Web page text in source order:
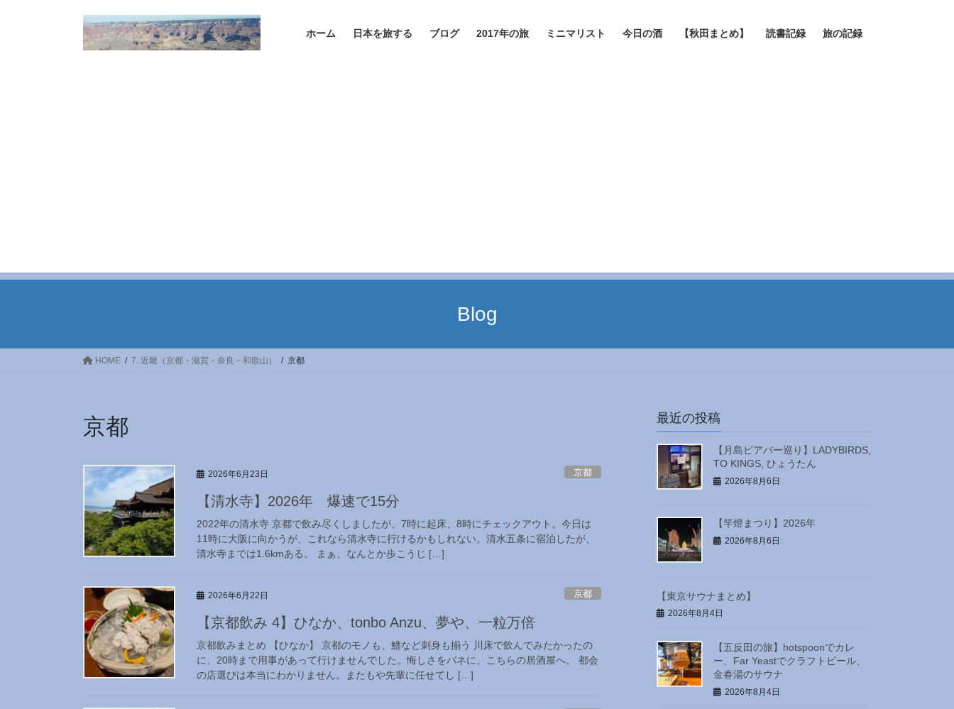
ホーム 日本を旅する ブログ 2017年の旅 ミニマリスト 今日の酒 【秋田まとめ】 読書記録 旅の記録
Blog
HOME 7. 近畿（京都・滋賀・奈良・和歌山） 京都
京都
2026年6月23日 京都
【清水寺】2026年 爆速で15分
2022年の清水寺 京都で飲み尽くしましたが、7時に起床、8時にチェックアウト。今日は
11時に大阪に向かうが、これなら清水寺に行けるかもしれない。清水五条に宿泊したが、
清水寺までは1.6kmある。 まぁ、なんとか歩こうじ […]
2026年6月22日 京都
【京都飲み 4】ひなか、tonbo Anzu、夢や、一粒万倍
京都飲みまとめ 【ひなか】 京都のモノも、鱧など刺身も揃う 川床で飲んでみたかったの
に、20時まで用事があって行けませんでした。悔しさをバネに、こちらの居酒屋へ。 都会
の店選びは本当にわかりません。またもや先輩に任せてし […]
最近の投稿
【月島ビアバー巡り】LADYBIRDS,
TO KINGS, ひょうたん
2026年8月6日
【竿燈まつり】2026年
2026年8月6日
【東京サウナまとめ】
2026年8月4日
【五反田の旅】hotspoonでカレ
ー、Far Yeastでクラフトビール、
金春湯のサウナ
2026年8月4日